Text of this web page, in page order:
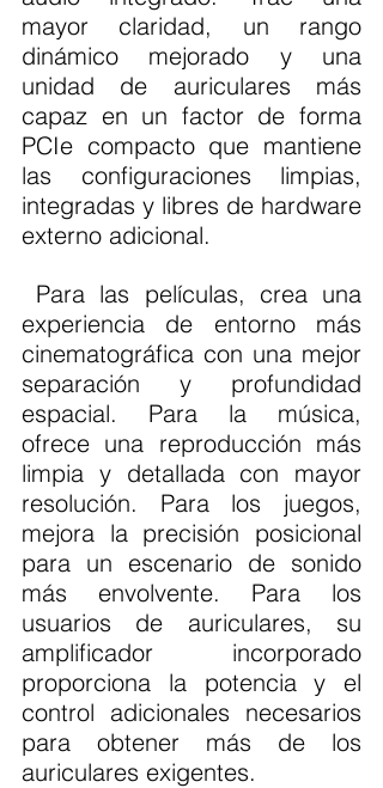
mayor claridad, un rango
dinámico mejorado y una
unidad de auriculares más
capaz en un factor de forma
PCIe compacto que mantiene
las configuraciones limpias,
integradas y libres de hardware
externo adicional.
experiencia de entorno más
cinematográfica con una mejor
separación y profundidad
espacial. Para la música,
ofrece una reproducción más
limpia y detallada con mayor
resolución. Para los juegos,
mejora la precisión posicional
para un escenario de sonido
más envolvente. Para los
usuarios de auriculares, su
amplificador incorporado
proporciona la potencia y el
control adicionales necesarios
para obtener más de los
auriculares exigentes.